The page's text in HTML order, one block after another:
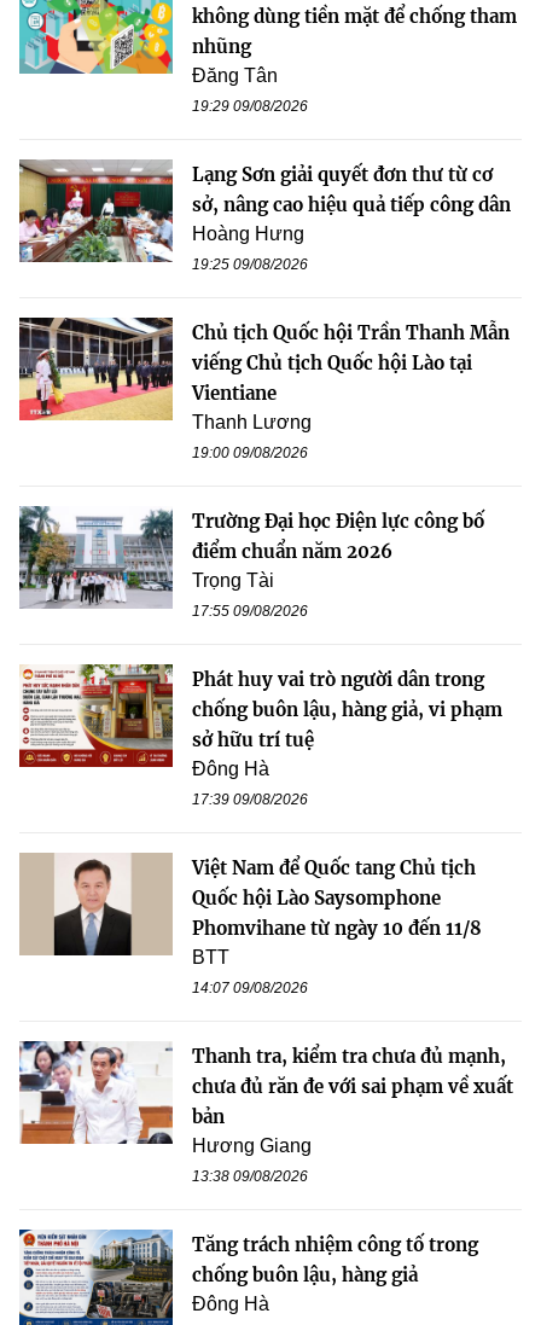
không dùng tiền mặt để chống tham
nhũng
Đăng Tân
19:29 09/08/2026
Lạng Sơn giải quyết đơn thư từ cơ
sở, nâng cao hiệu quả tiếp công dân
Hoàng Hưng
19:25 09/08/2026
Chủ tịch Quốc hội Trần Thanh Mẫn
viếng Chủ tịch Quốc hội Lào tại
Vientiane
Thanh Lương
19:00 09/08/2026
Trường Đại học Điện lực công bố
điểm chuẩn năm 2026
Trọng Tài
17:55 09/08/2026
Phát huy vai trò người dân trong
chống buôn lậu, hàng giả, vi phạm
sở hữu trí tuệ
Đông Hà
17:39 09/08/2026
Việt Nam để Quốc tang Chủ tịch
Quốc hội Lào Saysomphone
Phomvihane từ ngày 10 đến 11/8
BTT
14:07 09/08/2026
Thanh tra, kiểm tra chưa đủ mạnh,
chưa đủ răn đe với sai phạm về xuất
bản
Hương Giang
13:38 09/08/2026
Tăng trách nhiệm công tố trong
chống buôn lậu, hàng giả
Đông Hà